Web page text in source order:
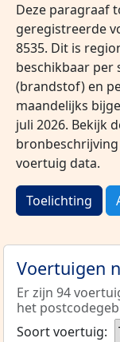
Deze paragraaf
geregistreerde
8535. Dit is
beschikbaar
(brandstof) en
maandelijks
juli 2026. Bekijk
voertuig data.
Toelichting
Voertuigen
Er zijn 94
het
Soort voertuig: